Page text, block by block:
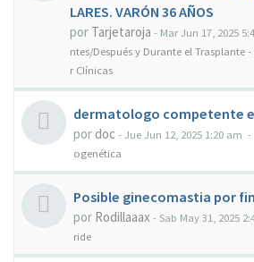
LARES. VARÓN 36 AÑOS
por Tarjetaroja - Mar Jun 17, 2025
ntes/Después y Durante el Trasplante
r Clínicas
dermatologo competente
por doc-Jue Jun 12, 2025 1:20 am -
ogenética
Posible ginecomastia por
por Rodillaaax - Sab May 31, 2025
ride